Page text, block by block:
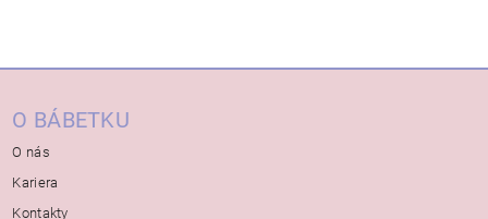
O BÁBETKU
O nás
Kariera
Kontakty